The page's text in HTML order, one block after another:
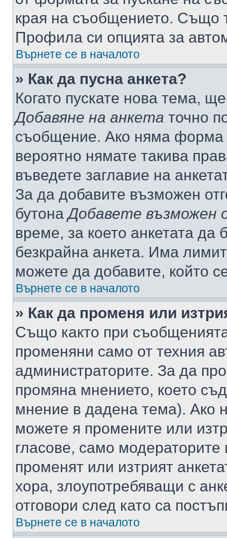
края на съобщението. Също
Профила си опцията за
Върнете се в началото
» Как да пусна анкета?
Когато пускате нова тема,
Добавяне на анкета точно
съобщение. Ако няма форма
вероятно нямате такива
въведете заглавие на
За да добавите възможен
бутонаДобавете възможен
време, за което анкетата да
безкрайна анкета. Има
можете да добавите, който
Върнете се в началото
» Как да променя или
Също както при
променяни само от техния
администраторите. За да
промяна мнението, което
мнение в дадена тема). Ако
можете я промените или
гласове, само
променят или изтрият
хора, злоупотребяващи с
отговори след като са
Върнете се в началото